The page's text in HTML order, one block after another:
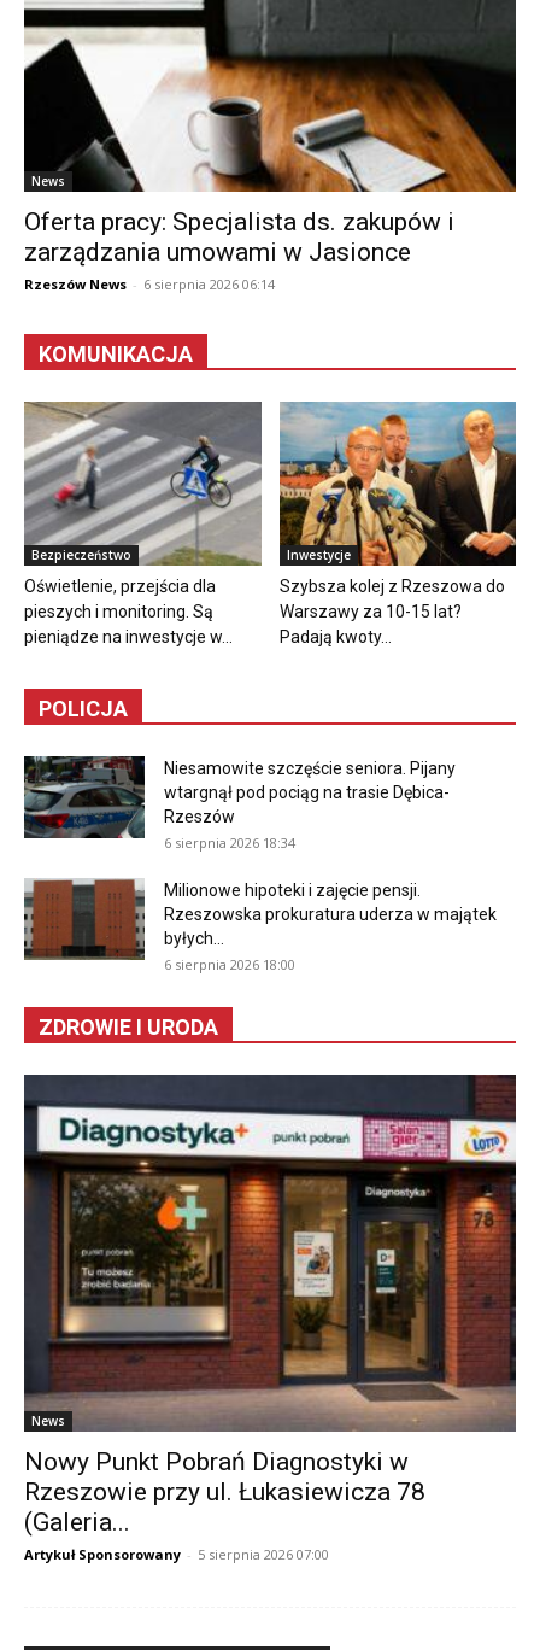
News
Oferta pracy: Specjalista ds. zakupów i
zarządzania umowami w Jasionce
Rzeszów News - 6 sierpnia 2026 06:14
KOMUNIKACJA
Bezpieczeństwo
Oświetlenie, przejścia dla
pieszych i monitoring. Są
pieniądze na inwestycje w...
Inwestycje
Szybsza kolej z Rzeszowa do
Warszawy za 10-15 lat?
Padają kwoty...
POLICJA
Niesamowite szczęście seniora. Pijany
wtargnął pod pociąg na trasie Dębica-
Rzeszów
6 sierpnia 2026 18:34
Milionowe hipoteki i zajęcie pensji.
Rzeszowska prokuratura uderza w majątek
byłych...
6 sierpnia 2026 18:00
ZDROWIE I URODA
News
Nowy Punkt Pobrań Diagnostyki w
Rzeszowie przy ul. Łukasiewicza 78
(Galeria...
Artykuł Sponsorowany - 5 sierpnia 2026 07:00